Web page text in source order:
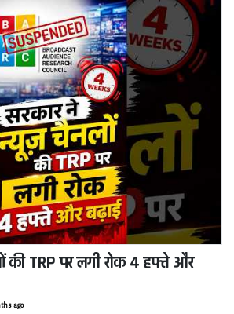
की TRP पर लगी रोक 4 हफ्ते और
ago